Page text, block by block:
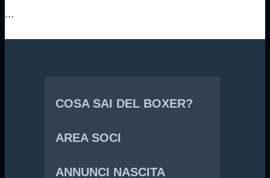
...
COSA SAI DEL BOXER?
AREA SOCI
ANNUNCI NASCITA